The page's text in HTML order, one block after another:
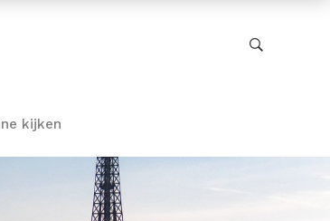
kijken